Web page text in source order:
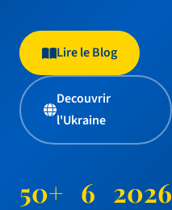
Lire le Blog
Decouvrir
l'Ukraine
50+ 6 2026